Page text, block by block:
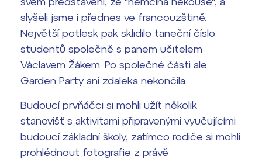
slyšeli jsme i přednes ve francouzštině.
Největší potlesk pak sklidilo taneční číslo
studentů společně s panem učitelem
Václavem Žákem. Po společné části ale
Garden Party ani zdaleka nekončila.
Budoucí prvňáčci si mohli užít několik
stanovišť s aktivitami připravenými vyučujícími
budoucí základní školy, zatímco rodiče si mohli
prohlédnout fotografie z právě